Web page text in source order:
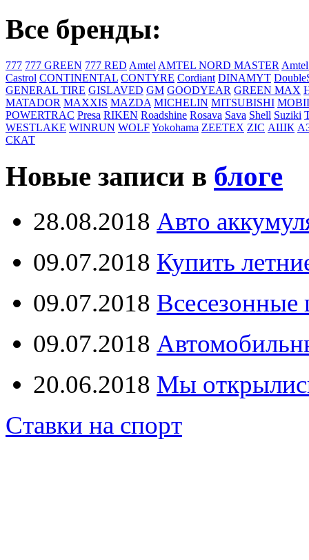
Все бренды:
777 777 GREEN 777 RED Amtel AMTEL NORD MASTER
Castrol CONTINENTAL CONTYRE Cordiant DINAMYT
GENERAL TIRE GISLAVED GM GOODYEAR GREEN MAX
MATADOR MAXXIS MAZDA MICHELIN MITSUBISHI
POWERTRAC Presa RIKEN Roadshine Rosava Sava Shell Suziki
WESTLAKE WINRUN WOLFYokohama ZEETEX ZIC АШК
СКАТ
Новые записи в блоге
28.08.2018 Авто
09.07.2018 Купить
09.07.2018
09.07.2018
20.06.2018 Мы
Ставки на спорт